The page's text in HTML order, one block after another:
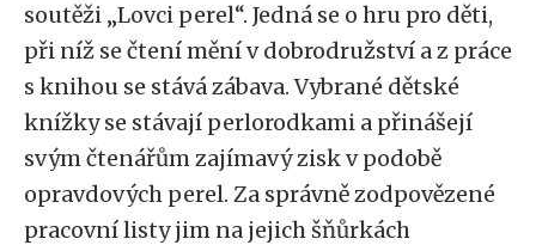
soutěži „Lovci perel“. Jedná se o hru pro děti,
při níž se čtení mění v dobrodružství a z práce
s knihou se stává zábava. Vybrané dětské
knížky se stávají perlorodkami a přinášejí
svým čtenářům zajímavý zisk v podobě
opravdových perel. Za správně zodpovězené
pracovní listy jim na jejich šňůrkách